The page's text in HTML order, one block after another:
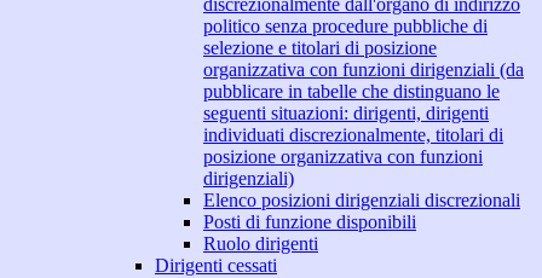
discrezionalmente dall'organo di indirizzo
politico senza procedure pubbliche di
selezione e titolari di posizione
organizzativa con funzioni dirigenziali (da
pubblicare in tabelle che distinguano le
seguenti situazioni: dirigenti, dirigenti
individuati discrezionalmente, titolari di
posizione organizzativa con funzioni
dirigenziali)
Elenco posizioni dirigenziali discrezionali
Posti di funzione disponibili
Ruolo dirigenti
Dirigenti cessati